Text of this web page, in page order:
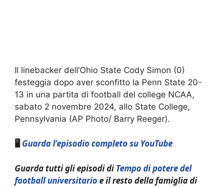
Il linebacker dell’Ohio State Cody Simon (0)
festeggia dopo aver sconfitto la Penn State 20-
13 in una partita di football del college NCAA,
sabato 2 novembre 2024, allo State College,
Pennsylvania (AP Photo/ Barry Reeger).
🖥️ Guarda l’episodio completo su YouTube
Guarda tutti gli episodi diTempo di potere del
football universitarioe il resto della famiglia di